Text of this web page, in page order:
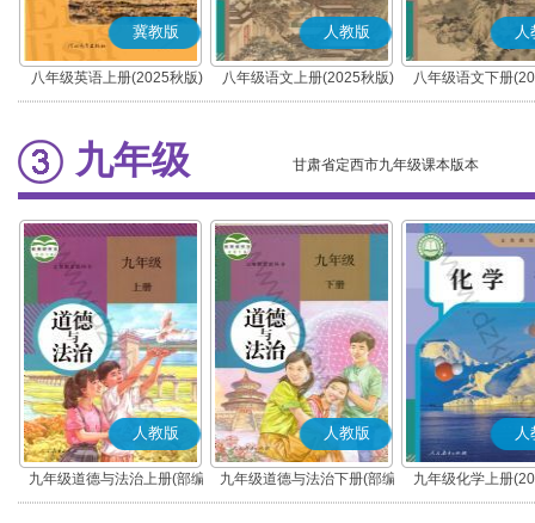
冀教版
八年级英语上册(2025秋版)
人教版
八年级语文上册(2025秋版)
(部编版)
人
八年级语文下册
(部编版)
九年级 甘肃省定西市九年级课本版本
人教版
九年级道德与法治上册(部编
版)
人教版
九年级道德与法治下册(部编
版)
人
九年级化学上册